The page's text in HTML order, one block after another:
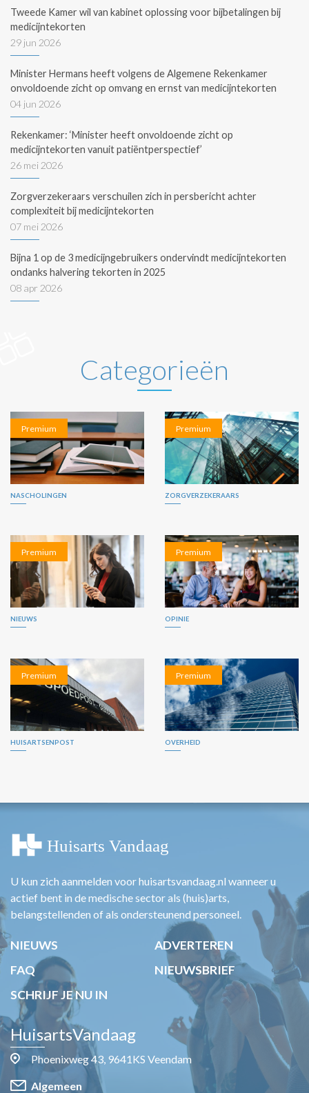
Tweede Kamer wil van kabinet oplossing voor bijbetalingen bij
medicijntekorten
29 jun 2026
Minister Hermans heeft volgens de Algemene Rekenkamer
onvoldoende zicht op omvang en ernst van medicijntekorten
04 jun 2026
Rekenkamer: ‘Minister heeft onvoldoende zicht op
medicijntekorten vanuit patiëntperspectief’
26 mei 2026
Zorgverzekeraars verschuilen zich in persbericht achter
complexiteit bij medicijntekorten
07 mei 2026
Bijna 1 op de 3 medicijngebruikers ondervindt medicijntekorten
ondanks halvering tekorten in 2025
08 apr 2026
Categorieën
Premium
NASCHOLINGEN
Premium
ZORGVERZEKERAARS
Premium
NIEUWS
Premium
OPINIE
Premium
HUISARTSENPOST
Premium
OVERHEID
U kun zich aanmelden voor huisartsvandaag.nl wanneer u
actief bent in de medische sector als (huis)arts,
belangstellenden of als ondersteunend personeel.
NIEUWS
ADVERTEREN
FAQ
NIEUWSBRIEF
SCHRIJF JE NU IN
HuisartsVandaag
Phoenixweg 43, 9641KS Veendam
Algemeen